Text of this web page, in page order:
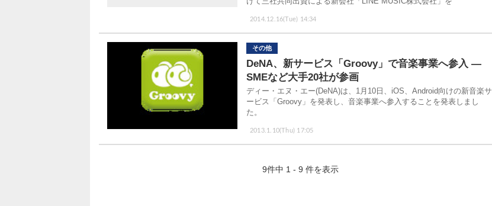
2014.12.16(Tue) 14:34
その他
2013.1.10(Thu) 17:05
DeNA、新サービス「Groovy」で音楽事業へ参入 ―
SMEなど大手20社が参画
ディー・エヌ・エー(DeNA)は、1月10日、iOS、Android向けの新音楽サ
ービス「Groovy」を発表し、音楽事業へ参入することを発表しまし
た。
9件中 1 - 9 件を表示